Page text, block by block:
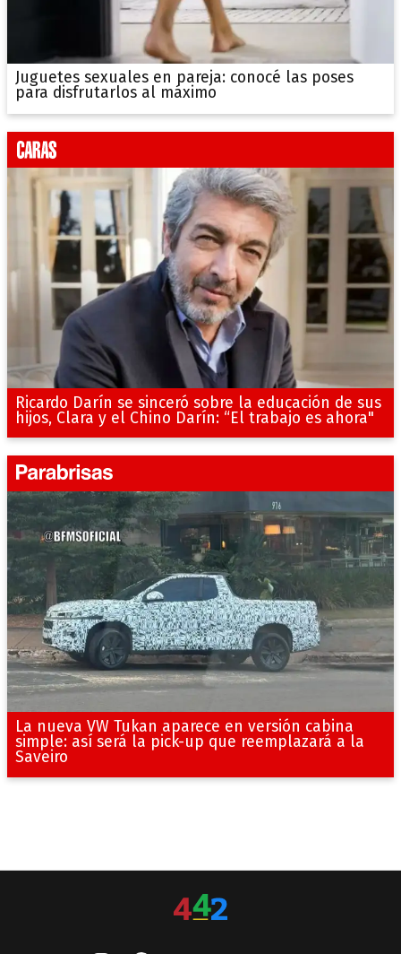
Juguetes sexuales en pareja: conocé las poses
para disfrutarlos al máximo
Ricardo Darín se sinceró sobre la educación de sus
hijos, Clara y el Chino Darín: “El trabajo es ahora"
La nueva VW Tukan aparece en versión cabina
simple: así será la pick-up que reemplazará a la
Saveiro